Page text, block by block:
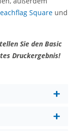
Square und
Sie den Basic
Druckergebnis!